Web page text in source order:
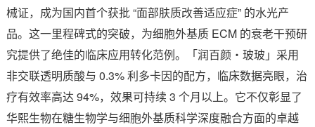
械证，成为国内首个获批 “面部肤质改善适应症” 的水光产
品。这一里程碑式的突破，为细胞外基质 ECM 的衰老干预研
究提供了绝佳的临床应用转化范例。「润百颜・玻玻」采用
非交联透明质酸与 0.3% 利多卡因的配方，临床数据亮眼，治
疗有效率高达 94%，效果可持续 3 个月以上。它不仅彰显了
华熙生物在糖生物学与细胞外基质科学深度融合方面的卓越